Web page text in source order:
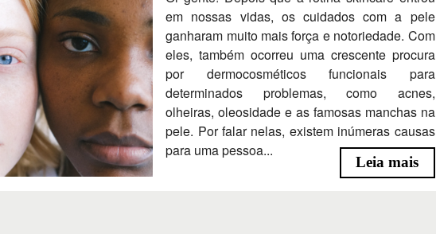
em nossas vidas, os cuidados com a pele
ganharam muito mais força e notoriedade. Com
eles, também ocorreu uma crescente procura
por dermocosméticos funcionais para
determinados problemas, como acnes,
olheiras, oleosidade e as famosas manchas na
pele. Por falar nelas, existem inúmeras causas
para uma pessoa...
Leia mais